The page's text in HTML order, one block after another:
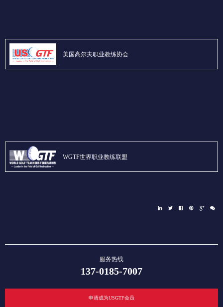
美国高尔夫职业教练协会
WGTF世界职业教练联盟
服务热线
137-0185-7007
申请成为USGTF会员